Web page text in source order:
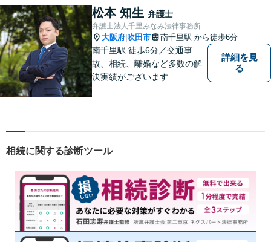
いリーガルサービスを提供し
ます。
松本 知生 弁護士
弁護士法人千里みなみ法律事務所
大阪府 吹田市 南千里駅 から徒歩6分
南千里駅 徒歩6分／交通事
故、相続、離婚など多数の解
決実績がございます
詳細を見
る
相続に関する診断ツール